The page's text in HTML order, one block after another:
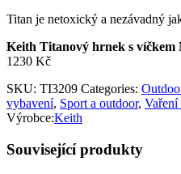
Titan je netoxický a nezávadný
Keith Titanový hrnek s víčkem
1230 Kč
SKU: TI3209 Categories:
vybavení, Sport a outdoor,
Výrobce:Keith
Související produkty